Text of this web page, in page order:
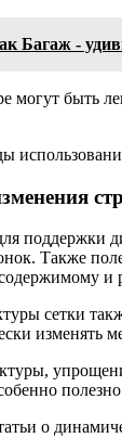
Багаж -
могут быть
поддержки
Также
и
сетки
изменять
о